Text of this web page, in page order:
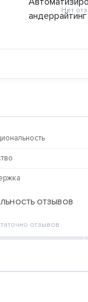
Нет
ОТЗЫВОВ
отзывов